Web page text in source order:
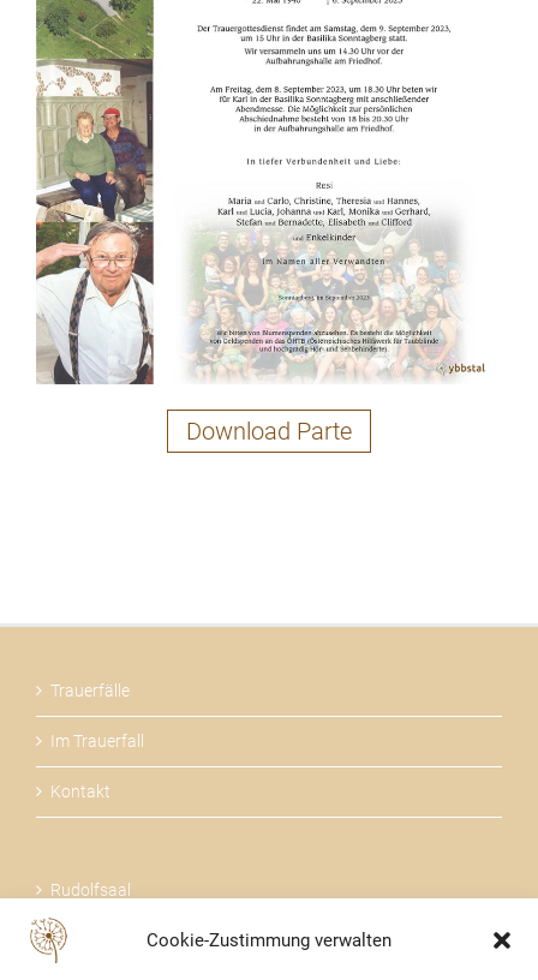
Cookie-Zustimmung verwalten
Download Parte
Trauerfälle
Im Trauerfall
Kontakt
Rudolfsaal
Über uns